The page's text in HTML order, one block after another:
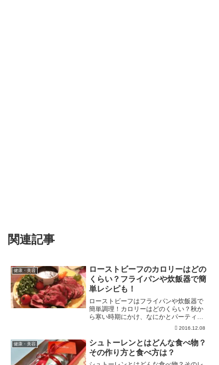
関連記事
健康・美容
ローストビーフのカロリーはどの
くらい？フライパンや炊飯器で簡
単レシピも！
ローストビーフはフライパンや炊飯器で
簡単調理！カロリーはどのくらい？秋か
ら寒い時期にかけ、なにかとパーティー
イベントのある季節です。おうちで家族
と一緒に、またお友達とお料理を持ち寄
ってのパーティーなどで手間や時間をか
けずにできるローストビー...
2016.12.08
健康・美容
シュトーレンとはどんな食べ物？
その作り方と食べ方は？